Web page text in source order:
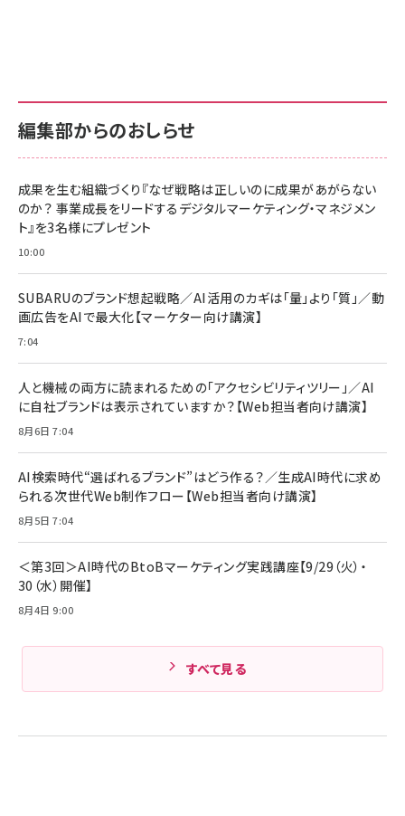
￥880
anan(アンアン)2026/06/24号 No.2500増刊
スペシャルエディション[王道エンタメの矜持／
￥1,100
anan(アンアン)2026/07/08号 No.2502[2026
￥880
ママ投資家が育休中に１億貯めた株式投資
組織の成果を最大化する ルールのデザイン
￥1,980
Amazonランキングをもっと見る
サポート正規品 メーカー保証5年 KLMEA128G
NIMASO ガラスフィルム iPhone 17 用 保護フィ
すい ガイド枠付き いPhone17 (6.3インチ) 対応
2枚セット DSP25F1698
￥1,599
￥6,980
全ワイヤレスイヤホン/アクティブノイズキャンセリ
技術基準適合】ブラック
￥5,990
ケーブル Anker絡まないケーブル 240W 結束バン
ド付き USB PD対応 シリコン素材採用 iPhone
17 / 16 / 15 / Galaxy iPad Pro MacBook
Pro/Air 各種対応 (1.8m ミッドナイトブラック)
￥1,890
サポート正規品 メーカー保証5年 KLMEA128G
Amazon eギフトカード - Amazonロゴ - クラ
￥5,000
Anker PowerLine III Flow USB-C & USB-C
Pro/Air 各種対応 (1.8m ミッドナイトブラック)
￥1,890
サッポロ 生ビール 黒ラベル 350ml 缶 24本 ビー
ル ケース買い【6/30応募〆切! 黒ラベルビヤセラー
￥4,857
編集部からのおしらせ
成果を生む組織づくり『なぜ戦略は正しいのに成果があがらない
のか？ 事業成長をリードするデジタルマーケティング・マネジメン
ト』を3名様にプレゼント
10:00
SUBARUのブランド想起戦略／AI活用のカギは「量」より「質」／動
画広告をAIで最大化【マーケター向け講演】
7:04
人と機械の両方に読まれるための「アクセシビリティツリー」／AI
に自社ブランドは表示されていますか？【Web担当者向け講演】
8月6日 7:04
AI検索時代“選ばれるブランド”はどう作る？／生成AI時代に求め
られる次世代Web制作フロー【Web担当者向け講演】
8月5日 7:04
＜第3回＞AI時代のBtoBマーケティング実践講座【9/29（火）・
30（水）開催】
8月4日 9:00
すべて見る